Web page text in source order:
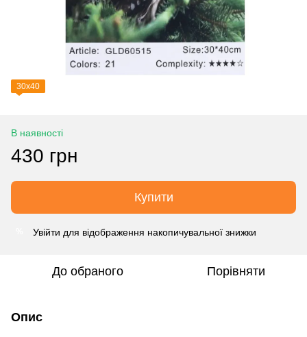
30х40
В наявності
430 грн
Купити
Увійти для відображення накопичувальної знижки
До обраного Порівняти
Опис